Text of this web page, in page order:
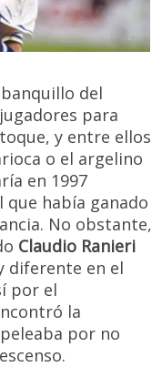
del
para
y entre ellos
o el argelino
en 1997
que había ganado
No obstante,
Claudio Ranieri
diferente en el
por el
la
por no